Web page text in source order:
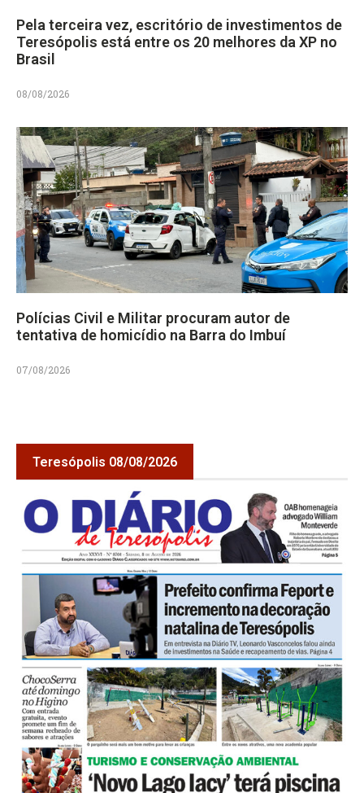
Pela terceira vez, escritório de investimentos de
Teresópolis está entre os 20 melhores da XP no
Brasil
08/08/2026
Polícias Civil e Militar procuram autor de
tentativa de homicídio na Barra do Imbuí
07/08/2026
Teresópolis 08/08/2026